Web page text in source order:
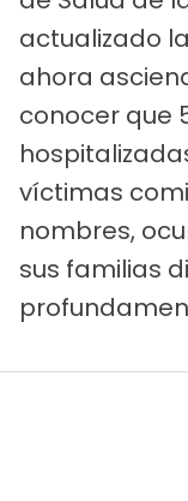
actualizado
ahora
conocer que
víctimas
nombres,
sus familias